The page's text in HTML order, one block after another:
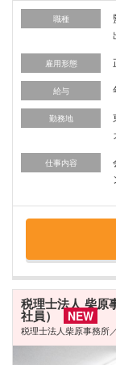
職種
雇用形態
給与
勤務地
仕事内容
税理士法人 柴原
社員） NEW
税理士法人柴原事務所